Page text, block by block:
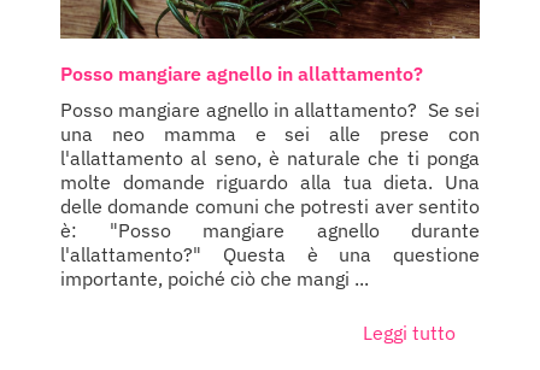
Posso mangiare agnello in allattamento?
Posso mangiare agnello in allattamento? Se sei
una neo mamma e sei alle prese con
l'allattamento al seno, è naturale che ti ponga
molte domande riguardo alla tua dieta. Una
delle domande comuni che potresti aver sentito
è: "Posso mangiare agnello durante
l'allattamento?" Questa è una questione
importante, poiché ciò che mangi ...
Leggi tutto